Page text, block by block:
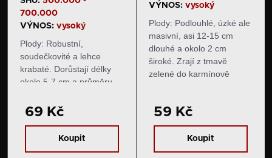
700.000
VÝNOS: vysoký
Plody: Robustní,
soudečkovité a lehce
krabaté. Dorůstají délky
okolo 5-7 cm a průměru
jsou tmavě zelené,
tmavého odstínu hnědé
barvy. Chuť a pal: Plody
69 Kč
Koupit
VÝNOS: vysoký
Plody: Podlouhlé, úzké ale
masivní, asi 12-15 cm
dlouhé a okolo 2 cm
široké. Zrají z tmavě
zelené do karmínově
a pal: Plody jsou sladké a
peprné s typickým
kořeněným aroma.
Pálivost se pohybuje…
59 Kč
Koupit